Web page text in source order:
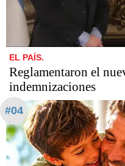
EL PAÍS.
Reglamentaron el
indemnizaciones
#04